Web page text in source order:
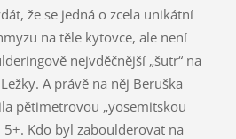
že se jedná o zcela unikátní
na těle kytovce, ale není
nejvděčnější „šutr“ na
A právě na něj Beruška
pětimetrovou „yosemitskou
Kdo byl zaboulderovat na